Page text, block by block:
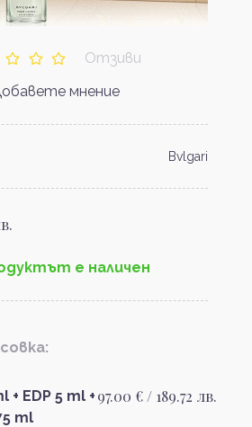
Отзиви
мнение
Bvlgari
е наличен
+ EDP 5 ml +
ml
97.00 € / 189.72 лв.